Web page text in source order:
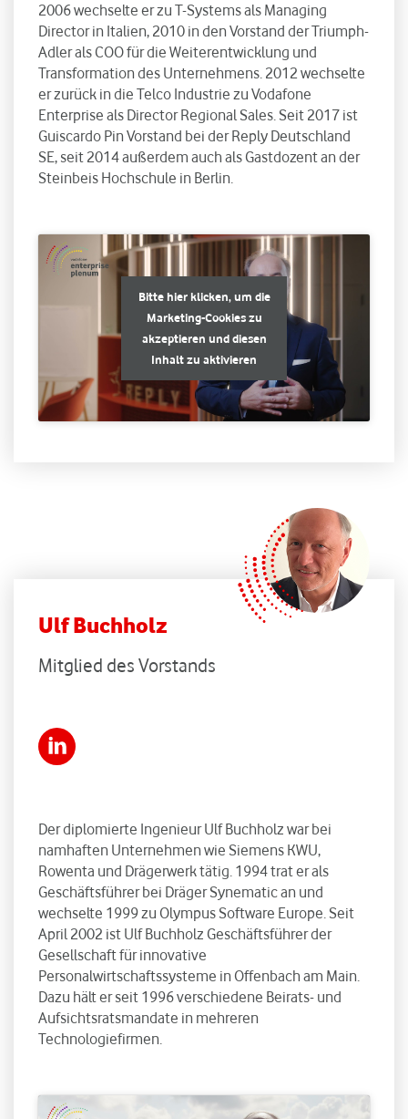
2006 wechselte er zu T-Systems als Managing
Director in Italien, 2010 in den Vorstand der Triumph-
Adler als COO für die Weiterentwicklung und
Transformation des Unternehmens. 2012 wechselte
er zurück in die Telco Industrie zu Vodafone
Enterprise als Director Regional Sales. Seit 2017 ist
Guiscardo Pin Vorstand bei der Reply Deutschland
SE, seit 2014 außerdem auch als Gastdozent an der
Steinbeis Hochschule in Berlin.
Bitte hier klicken, um die
Marketing-Cookies zu
akzeptieren und diesen
Inhalt zu aktivieren
Ulf Buchholz
Mitglied des Vorstands
Der diplomierte Ingenieur Ulf Buchholz war bei
namhaften Unternehmen wie Siemens KWU,
Rowenta und Drägerwerk tätig. 1994 trat er als
Geschäftsführer bei Dräger Synematic an und
wechselte 1999 zu Olympus Software Europe. Seit
April 2002 ist Ulf Buchholz Geschäftsführer der
Gesellschaft für innovative
Personalwirtschaftssysteme in Offenbach am Main.
Dazu hält er seit 1996 verschiedene Beirats- und
Aufsichtsratsmandate in mehreren
Technologiefirmen.